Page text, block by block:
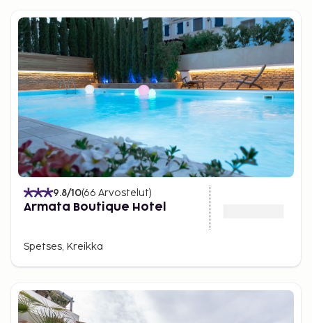
9.8/10(66 Arvostelut)
Armata Boutique Hotel
Spetses, Kreikka